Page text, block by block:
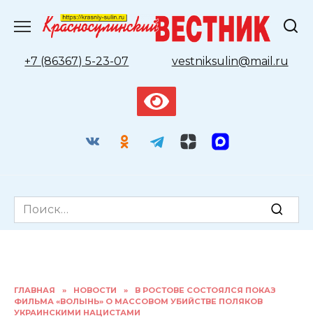
содержанию
+7 (86367) 5-23-07
vestniksulin@mail.ru
Search
for:
ГЛАВНАЯ » НОВОСТИ »
В РОСТОВЕ СОСТОЯЛСЯ ПОКАЗ
ФИЛЬМА «ВОЛЫНЬ» О МАССОВОМ УБИЙСТВЕ ПОЛЯКОВ
УКРАИНСКИМИ НАЦИСТАМИ